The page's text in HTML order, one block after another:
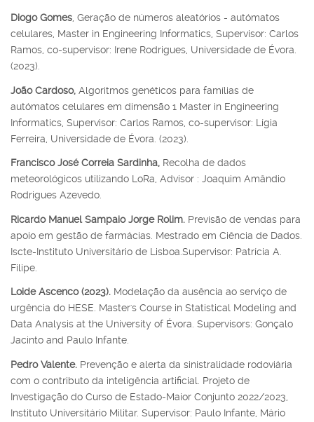
Diogo Gomes , Geração de números aleatórios - autómatos
celulares, Master in Engineering Informatics, Supervisor: Carlos
Ramos, co-supervisor: Irene Rodrigues, Universidade de Évora.
(2023).
João Cardoso, Algoritmos genéticos para famílias de
autómatos celulares em dimensão 1 Master in Engineering
Informatics, Supervisor: Carlos Ramos, co-supervisor: Lígia
Ferreira, Universidade de Évora. (2023).
Francisco José Correia Sardinha, Recolha de dados
meteorológicos utilizando LoRa, Advisor : Joaquim Amândio
Rodrigues Azevedo.
Ricardo Manuel Sampaio Jorge Rolim. Previsão de vendas para
apoio em gestão de farmácias. Mestrado em Ciência de Dados.
Iscte-Instituto Universitário de Lisboa.Supervisor: Patrícia A.
Filipe.
Loide Ascenco (2023). Modelação da ausência ao serviço de
urgência do HESE. Master's Course in Statistical Modeling and
Data Analysis at the University of Évora. Supervisors: Gonçalo
Jacinto and Paulo Infante.
Pedro Valente. Prevenção e alerta da sinistralidade rodoviária
com o contributo da inteligência artificial. Projeto de
Investigação do Curso de Estado-Maior Conjunto 2022/2023,
Instituto Universitário Militar. Supervisor: Paulo Infante, Mário